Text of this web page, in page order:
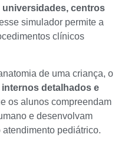
universidades, centros
simulador permite a
clínicos
de uma criança, o
detalhados e
os alunos compreendam
e desenvolvam
pediátrico.